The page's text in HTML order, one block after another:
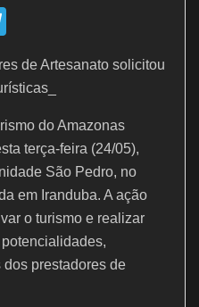
el
e
a
m
de Artesanato solicitou
do Amazonas
terça-feira (24/05),
São Pedro, no
em Iranduba. A ação
o turismo e realizar
prestadores de